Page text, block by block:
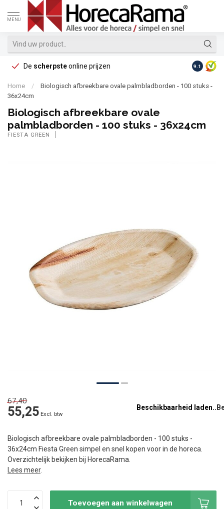
MENU
De scherpsteonline prijzen Op
9.1
Home /
Biologisch afbreekbare ovale palmbladborden - 100 stuks -
36x24cm
Biologisch afbreekbare ovale
palmbladborden - 100 stuks - 36x24cm
FIESTA GREEN
67,40
55,25 Excl. btw
Beschikbaarheid laden..
Biologisch afbreekbare ovale palmbladborden - 100 stuks -
36x24cm Fiesta Green simpel en snel kopen voor in de horeca.
Overzichtelijk bekijken bij HorecaRama.
Lees meer.
Toevoegen aan winkelwagen